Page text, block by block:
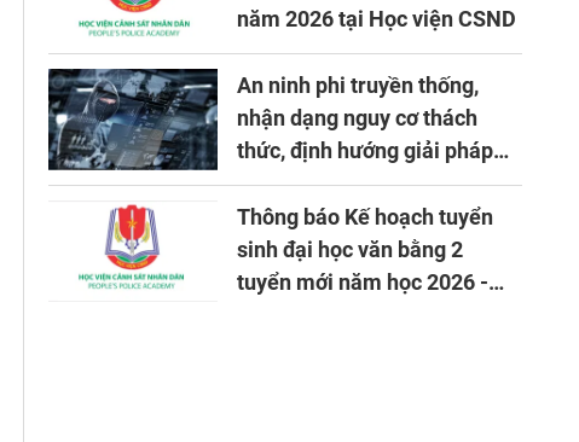
năm 2026 tại Học viện CSND
An ninh phi truyền thống,
nhận dạng nguy cơ thách
thức, định hướng giải pháp
đảm bảo an ninh quốc gia
trong tình hình hiện nay
Thông báo Kế hoạch tuyển
sinh đại học văn bằng 2
tuyển mới năm học 2026 -